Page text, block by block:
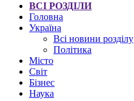
ВСІ РОЗДІЛИ
Головна
Україна
Всі новини розділу
Політика
Місто
Світ
Бізнес
Наука